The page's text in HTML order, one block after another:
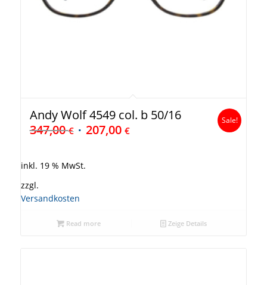
Andy Wolf 4549 col. b 50/16
347,00€ 207,00 €
Sale!
inkl. 19 % MwSt.
zzgl.
Versandkosten
Read more Zeige Details